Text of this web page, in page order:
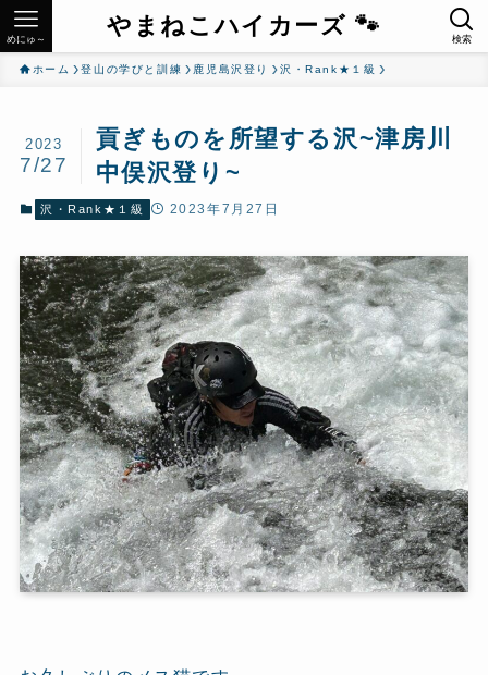
やまねこハイカーズ 🐾 検索
めにゅ～
ホーム 登山の学びと訓練 鹿児島沢登り 沢・Rank★１級
貢ぎものを所望する沢~津房川
中俣沢登り~
2023
7/27
沢・Rank★１級 2023年7月27日